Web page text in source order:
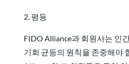
2. 평등
FIDO Alliance과 회원사는 인
기회 균등의 원칙을 존중해야